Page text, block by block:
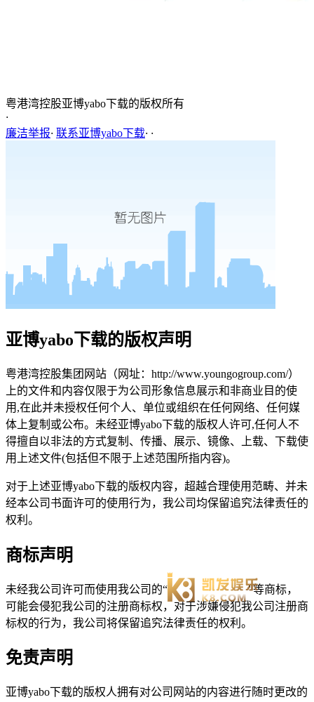
粤港湾控股亚博yabo下载的版权所有
·
廉洁举报· 联系亚博yabo下载· ·
亚博yabo下载的版权声明
粤港湾控股集团网站（网址：http://www.youngogroup.com/）
上的文件和内容仅限于为公司形象信息展示和非商业目的使
用,在此并未授权任何个人、单位或组织在任何网络、任何媒
体上复制或公布。未经亚博yabo下载的版权人许可,任何人不
得擅自以非法的方式复制、传播、展示、镜像、上载、下载使
用上述文件(包括但不限于上述范围所指内容)。
对于上述亚博yabo下载的版权内容，超越合理使用范畴、并未
经本公司书面许可的使用行为，我公司均保留追究法律责任的
权利。
商标声明
未经我公司许可而使用我公司的“
”等商标，
可能会侵犯我公司的注册商标权，对于涉嫌侵犯我公司注册商
标权的行为，我公司将保留追究法律责任的权利。
免责声明
亚博yabo下载的版权人拥有对公司网站的内容进行随时更改的